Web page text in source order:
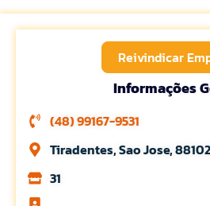
Reivindicar
Informações
(48) 99167-9531
Tiradentes, Sao Jose,
31